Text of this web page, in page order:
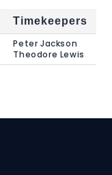
Timekeepers
Peter Jackson
Theodore Lewis